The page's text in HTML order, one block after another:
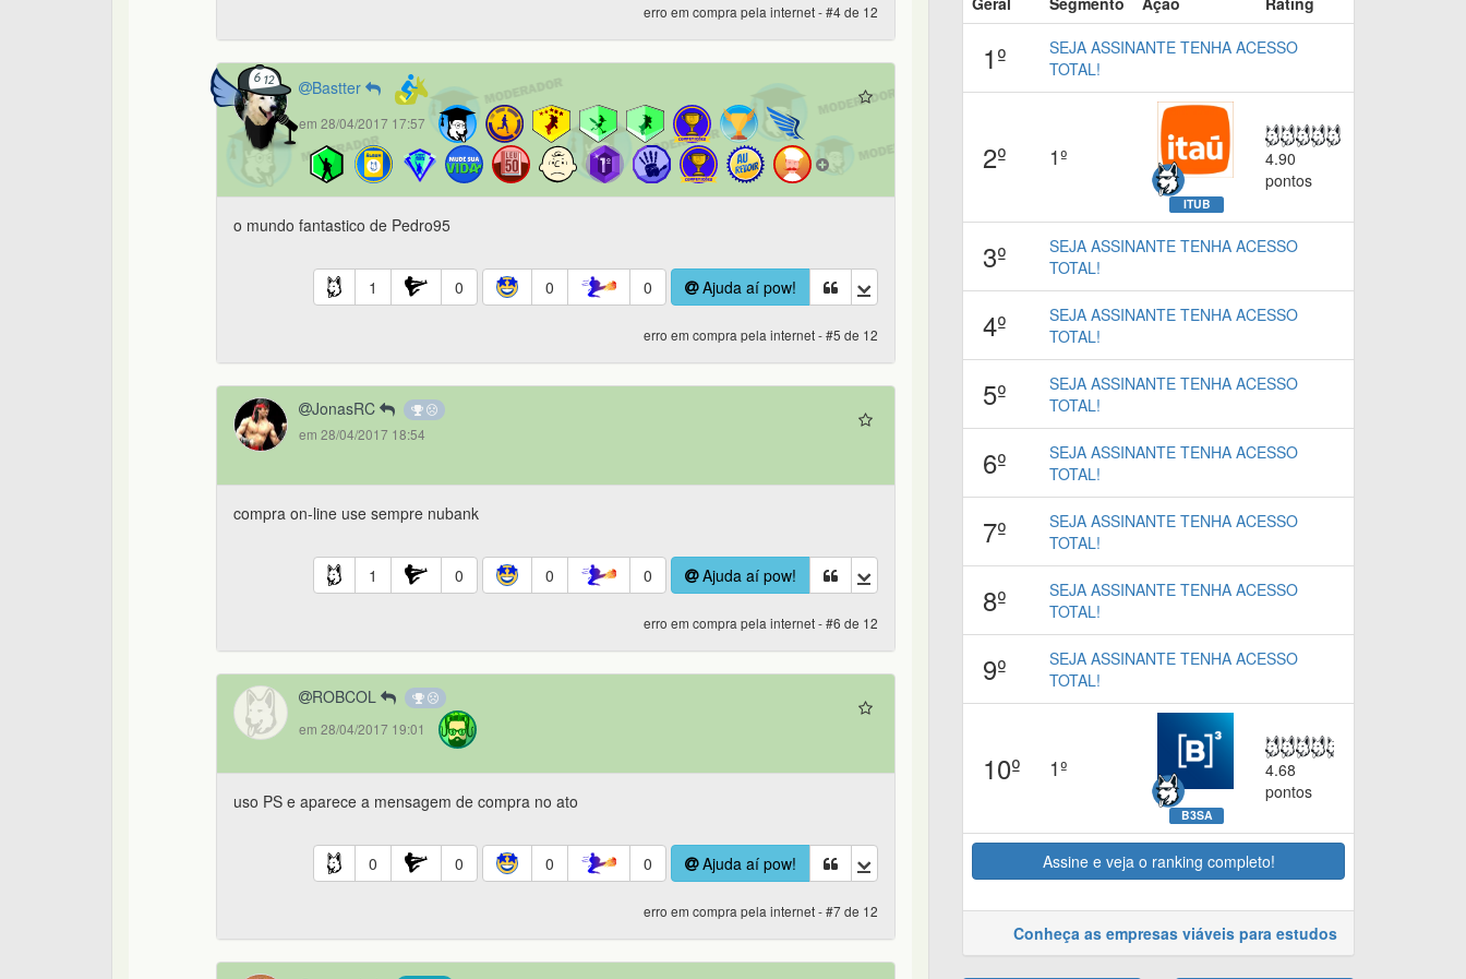
erro em compra pela internet - #4 de 12
Bastter
em 28/04/2017 17:57
o mundo fantastico de Pedro95
1 0 0 0 Ajuda aí pow!
erro em compra pela internet - #5 de 12
JonasRC
em 28/04/2017 18:54
compra on-line use sempre nubank
1 0 0 0 Ajuda aí pow!
erro em compra pela internet - #6 de 12
ROBCOL
em 28/04/2017 19:01
uso PS e aparece a mensagem de compra no ato
0 0 0 0 Ajuda aí pow!
erro em compra pela internet - #7 de 12
1º
SEJA ASSINANTE TENHA ACESSO
TOTAL!
2º 1º
ITUB
4.90
pontos
3º
SEJA ASSINANTE TENHA ACESSO
TOTAL!
4º
SEJA ASSINANTE TENHA ACESSO
TOTAL!
5º
SEJA ASSINANTE TENHA ACESSO
TOTAL!
6º
SEJA ASSINANTE TENHA ACESSO
TOTAL!
7º
SEJA ASSINANTE TENHA ACESSO
TOTAL!
8º
SEJA ASSINANTE TENHA ACESSO
TOTAL!
9º
SEJA ASSINANTE TENHA ACESSO
TOTAL!
10º 1º
B3SA
4.68
pontos
Assine e veja o ranking completo!
Conheça as empresas viáveis para estudos